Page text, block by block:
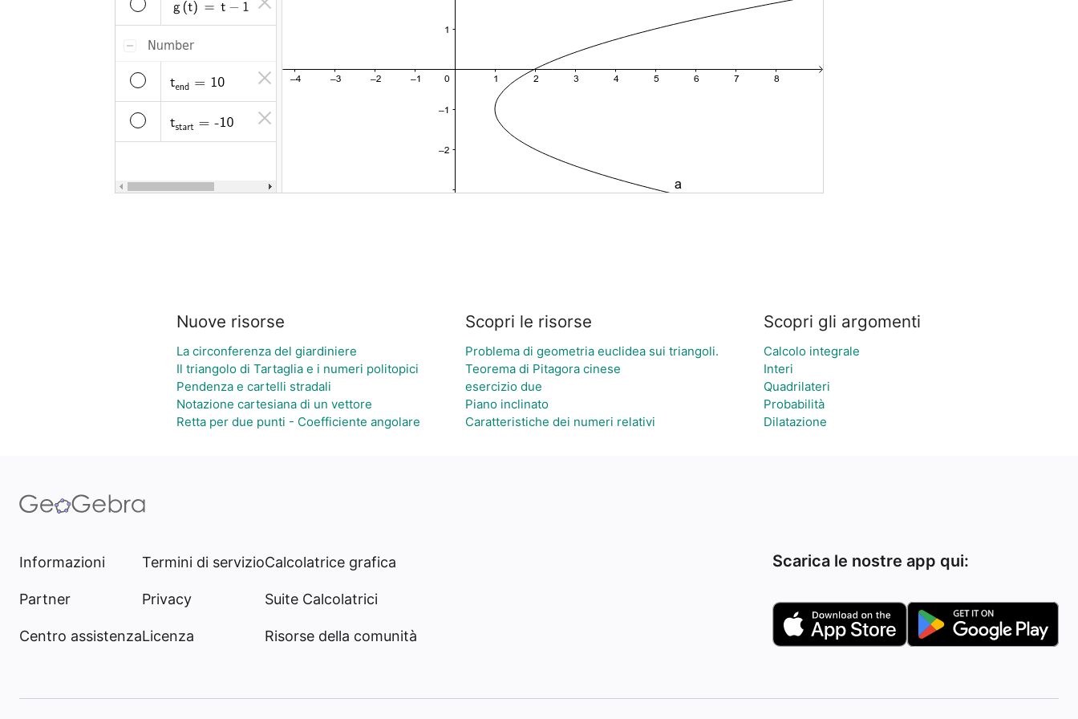
Nuove risorse
La circonferenza del giardiniere
Il triangolo di Tartaglia e i numeri politopici
Pendenza e cartelli stradali
Notazione cartesiana di un vettore
Retta per due punti - Coefficiente angolare
Scopri le risorse
Problema di geometria euclidea sui triangoli.
Teorema di Pitagora cinese
esercizio due
Piano inclinato
Caratteristiche dei numeri relativi
Scopri gli argomenti
Calcolo integrale
Interi
Quadrilateri
Probabilità
Dilatazione
Informazioni
Partner
Centro assistenza
Termini di servizio
Privacy
Licenza
Calcolatrice grafica
Suite Calcolatrici
Risorse della comunità
Scarica le nostre app qui: